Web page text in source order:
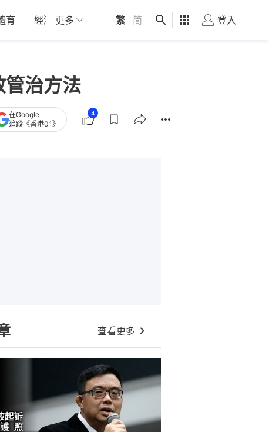
育 經濟 01深圳 觀點 健康 好食玩飛
更多 繁 简 登入
治方法
在Google
追蹤《香港01》
4
查看更多